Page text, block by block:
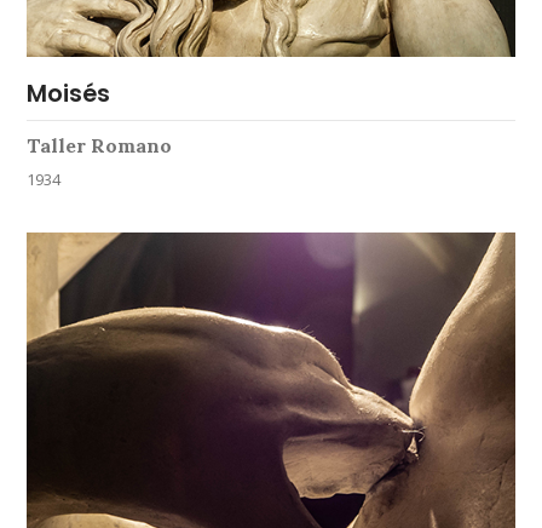
Moisés
Taller Romano
1934